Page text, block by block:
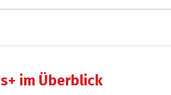
s+ im Überblick